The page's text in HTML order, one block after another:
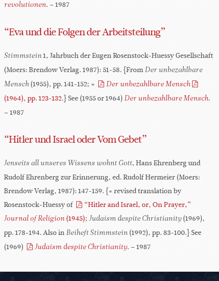
revolutionen. – 1987
“Eva und die Folgen der Arbeitsteilung”
Stimmstein 1, Jahrbuch der Eugen Rosenstock-Huessy Gesellschaft
(Moers: Brendow Verlag. 1987): 51-58. {From Der unbezahlbare
Mensch(1955), pp. 141-152; = Der unbezahlbare Mensch
(1964), pp. 123-132.} See (1955 or 1964) Der unbezahlbare Mensch.
– 1987
“Hitler und Israel oder Vom Gebet”
Jenseits all unseres Wissens wohnt Gott, Hans Ehrenberg und
Rudolf Ehrenberg zur Erinnerung, ed. Rudolf Hermeier (Moers:
Brendow Verlag, 1987): 147-159. {= revised translation by
Rosenstock-Huessy of
“Hitler and Israel, or, On Prayer,”
Journal of Religion(1945); Judaism despite Christianity (1969),
pp. 178-194. Also in Beiheft Stimmstein (1992), pp. 83-100.} See
(1969)
Judaism despite Christianity. – 1987